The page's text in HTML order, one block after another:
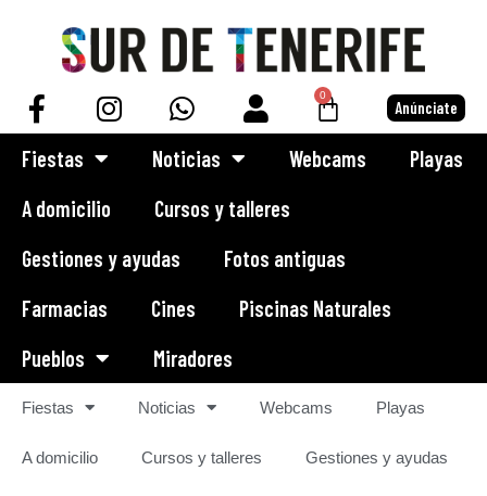
contenido
0
Anúnciate
Fiestas Noticias Webcams
Playas
A domicilio
Cursos y talleres
Gestiones y ayudas
Fotos antiguas
Farmacias
Cines
Piscinas Naturales
Pueblos
Miradores
Fiestas Noticias Webcams Playas
A domicilio Cursos y talleres Gestiones y ayudas